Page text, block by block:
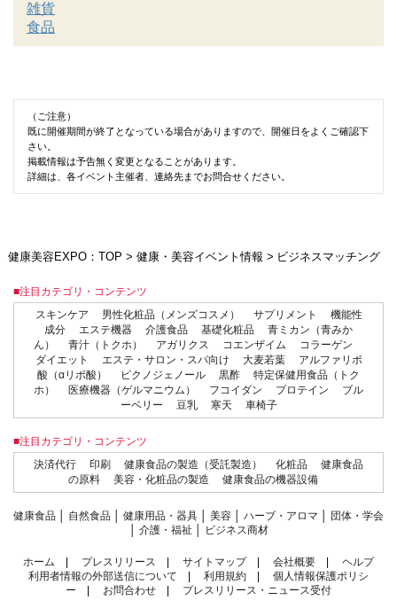
雑貨
食品
（ご注意）
既に開催期間が終了となっている場合がありますので、開催日をよくご確認下
さい。
掲載情報は予告無く変更となることがあります。
詳細は、各イベント主催者、連絡先までお問合せください。
健康美容EXPO：TOP > 健康・美容イベント情報 > ビジネスマッチング
■注目カテゴリ・コンテンツ
スキンケア
男性化粧品（メンズコスメ） サプリメント
機能性
成分
エステ機器 介護食品 基礎化粧品
青ミカン（青みか
ん）
青汁（トクホ） アガリクス コエンザイム
コラーゲン
ダイエット
エステ・サロン・スパ向け 大麦若葉
アルファリポ
酸（αリポ酸）
ピクノジェノール 黒酢
特定保健用食品（トク
ホ）
医療機器（ゲルマニウム） フコイダン プロテイン
ブル
ーベリー
豆乳 寒天 車椅子
■注目カテゴリ・コンテンツ
決済代行
印刷 健康食品の製造（受託製造） 化粧品
健康食品
の原料
美容・化粧品の製造 健康食品の機器設備
健康食品 自然食品 健康用品・器具 美容 ハーブ・アロマ
団体・学会
介護・福祉 ビジネス商材
ホーム プレスリリース サイトマップ| 会社概要
ヘルプ
利用者情報の外部送信について
利用規約
個人情報保護ポリシ
ー
お問合わせ プレスリリース・ニュース受付